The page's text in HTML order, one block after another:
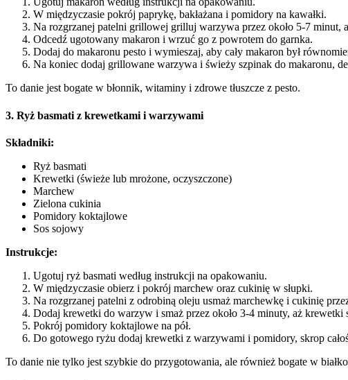
W międzyczasie pokrój paprykę, bakłażana i pomidory na kawałki.
Na rozgrzanej patelni grillowej grilluj warzywa przez około 5-7 minut,
Odcedź ugotowany makaron i wrzuć go z powrotem do garnka.
Dodaj do makaronu pesto i wymieszaj, aby cały makaron był
Na koniec dodaj grillowane warzywa i świeży szpinak do makaronu,
To danie jest bogate w błonnik, witaminy i zdrowe tłuszcze z pesto.
3. Ryż basmati z krewetkami i warzywami
Składniki:
Ryż basmati
Krewetki (świeże lub mrożone, oczyszczone)
Marchew
Zielona cukinia
Pomidory koktajlowe
Sos sojowy
Instrukcje:
Ugotuj ryż basmati według instrukcji na opakowaniu.
W międzyczasie obierz i pokrój marchew oraz cukinię w słupki.
Na rozgrzanej patelni z odrobiną oleju usmaż marchewkę i cukinię
Dodaj krewetki do warzyw i smaż przez około 3-4 minuty, aż krewetki
Pokrój pomidory koktajlowe na pół.
Do gotowego ryżu dodaj krewetki z warzywami i pomidory, skrop
To danie nie tylko jest szybkie do przygotowania, ale również bogate w